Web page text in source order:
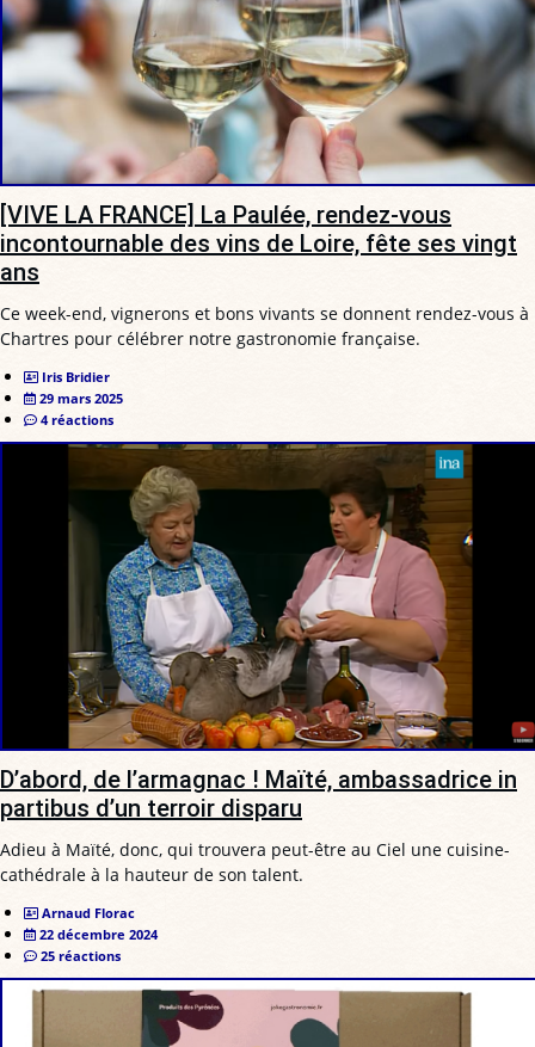
[VIVE LA FRANCE] La Paulée, rendez-vous
incontournable des vins de Loire, fête ses vingt
ans
Ce week-end, vignerons et bons vivants se donnent rendez-vous à
Chartres pour célébrer notre gastronomie française.
Iris Bridier
29 mars 2025
4 réactions
D’abord, de l’armagnac ! Maïté, ambassadrice in
partibus d’un terroir disparu
Adieu à Maïté, donc, qui trouvera peut-être au Ciel une cuisine-
cathédrale à la hauteur de son talent.
Arnaud Florac
22 décembre 2024
25 réactions